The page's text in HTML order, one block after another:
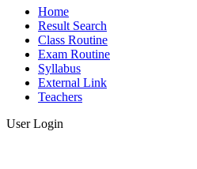
Home
Result Search
Class Routine
Exam Routine
Syllabus
External Link
Teachers
User Login